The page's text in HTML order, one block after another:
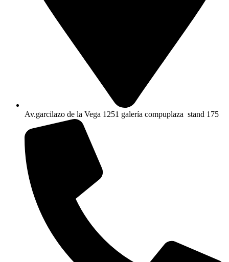
Av.garcilazo de la Vega 1251 galería compuplaza stand 175